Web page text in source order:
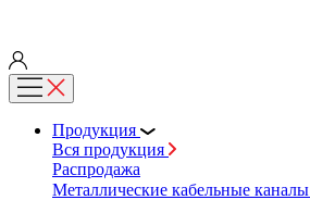
Продукция
Вся продукция
Распродажа
Металлические кабельные каналы